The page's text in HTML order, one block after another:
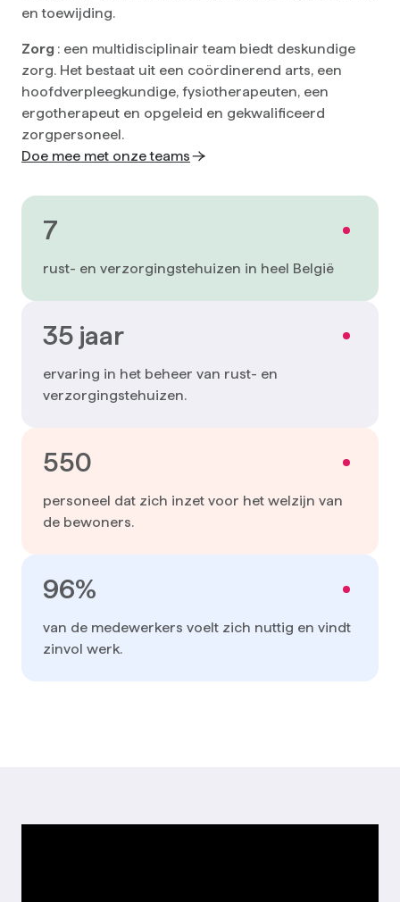
en toewijding.
Zorg : een multidisciplinair team biedt deskundige
zorg. Het bestaat uit een coördinerend arts, een
hoofdverpleegkundige, fysiotherapeuten, een
ergotherapeut en opgeleid en gekwalificeerd
zorgpersoneel.
Doe mee met onze teams
7
rust- en verzorgingstehuizen in heel België
35 jaar
ervaring in het beheer van rust- en
verzorgingstehuizen.
550
personeel dat zich inzet voor het welzijn van
de bewoners.
96%
van de medewerkers voelt zich nuttig en vindt
zinvol werk.